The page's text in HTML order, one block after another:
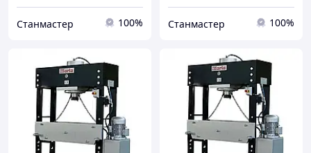
Станмастер 100% Станмастер 100%